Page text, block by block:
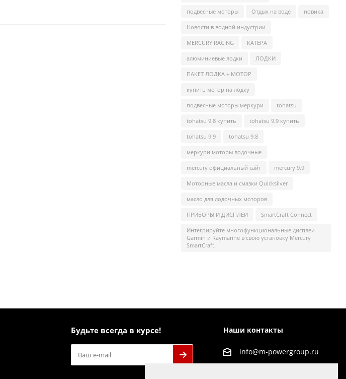
подвесные моторы Отдых на воде новика
Новости в водной индустрии
MERCURY RACING КАТЕРА
алюминиевые лодки ЛОДКИ
ПАКЕТ ЛОДКА + МОТОР
купить мотор на лодку
подвесные моторы меркури tohatsu
tohatsu 9.8 купить tohatsu 9.9 купить
tohatsu 9.9 tohatsu 9.8
меркури моторы лодочные
mercury официальный сайт mercury 9.9
Моторные масла и смазки Quicksilver
масло для лодочных моторов
ПРИБОРЫ И ДИСПЛЕИ SmartCraft Connect
Интегрируйте многофункциональные дисплеи
Garmin и Raymarine в свою установку Mercury
SmartCraft.
Будьте всегда в курсе! Наши контакты
info@m-powergroup.ru